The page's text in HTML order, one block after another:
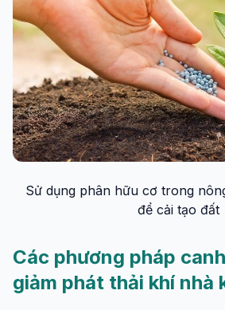
Sử dụng phân hữu cơ trong
để cải tạo đất
Các phương pháp
giảm phát thải khí nhà